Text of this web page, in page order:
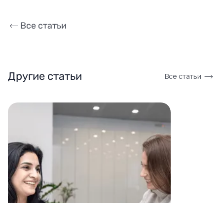
Все статьи
Другие статьи Все статьи